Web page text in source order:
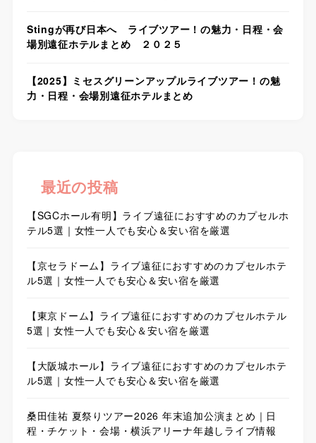
Stingが再び日本へ ライブツアー！の魅力・日程・会
場別遠征ホテルまとめ ２０２５
【2025】ミセスグリーンアップルライブツアー！の魅
力・日程・会場別遠征ホテルまとめ
最近の投稿
【SGCホール有明】ライブ遠征におすすめのカプセルホ
テル5選｜女性一人でも安心＆安い宿を厳選
【京セラドーム】ライブ遠征におすすめのカプセルホテ
ル5選｜女性一人でも安心＆安い宿を厳選
【東京ドーム】ライブ遠征におすすめのカプセルホテル
5選｜女性一人でも安心＆安い宿を厳選
【大阪城ホール】ライブ遠征におすすめのカプセルホテ
ル5選｜女性一人でも安心＆安い宿を厳選
桑田佳祐 夏祭りツアー2026 年末追加公演まとめ｜日
程・チケット・会場・横浜アリーナ年越しライブ情報